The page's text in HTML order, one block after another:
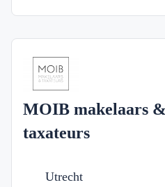
MOIB makelaars &
taxateurs
Utrecht